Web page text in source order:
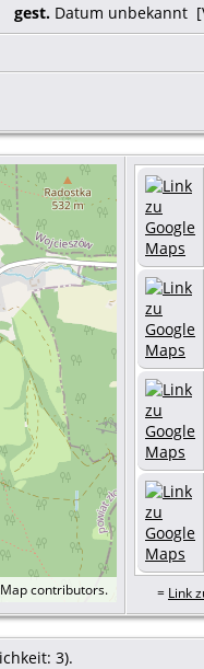
gest. Datum unbekannt
contributors. = Link
3).